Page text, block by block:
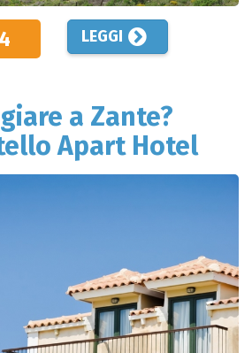
LEGGI
a Zante?
Apart Hotel